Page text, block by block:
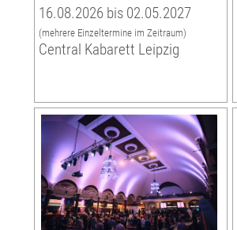
16.08.2026 bis 02.05.2027
(mehrere Einzeltermine im Zeitraum)
Central Kabarett Leipzig